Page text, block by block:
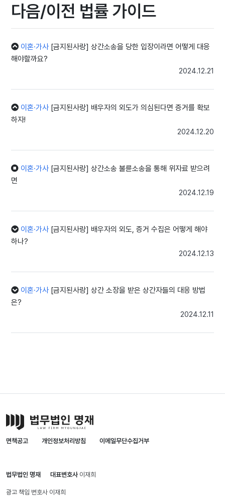
다음/이전 법률 가이드
이혼·가사[금지된사랑] 상간소송을 당한 입장이라면 어떻게 대응
해야할까요?
2024.12.21
이혼·가사[금지된사랑] 배우자의 외도가 의심된다면 증거를 확보
하자!
2024.12.20
이혼·가사[금지된사랑] 상간소송 불륜소송을 통해 위자료 받으려
면
2024.12.19
이혼·가사[금지된사랑] 배우자의 외도, 증거 수집은 어떻게 해야
하나?
2024.12.13
이혼·가사[금지된사랑] 상간 소장을 받은 상간자들의 대응 방법
은?
2024.12.11
면책공고 개인정보처리방침 이메일무단수집거부
법무법인 명재 대표변호사 이재희
광고 책임 변호사 이재희